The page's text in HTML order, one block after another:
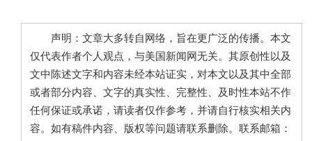
声明：文章大多转自网络，旨在更广泛的传播。本文
仅代表作者个人观点，与美国新闻网无关。其原创性以及
文中陈述文字和内容未经本站证实，对本文以及其中全部
或者部分内容、文字的真实性、完整性、及时性本站不作
任何保证或承诺，请读者仅作参考，并请自行核实相关内
容。如有稿件内容、版权等问题请联系删除。联系邮箱：